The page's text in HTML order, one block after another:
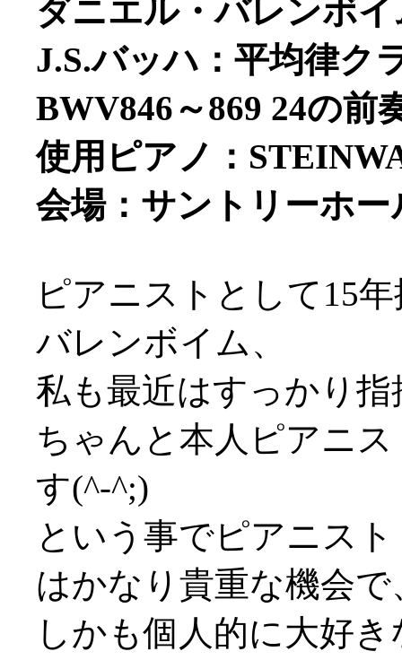
ダニエル・バレンボ
J.S.バッハ：平均律ク
BWV846～869 24の前
使用ピアノ：
会場：サントリーホー
ピアニストとして15
バレンボイム、
私も最近はすっかり
ちゃんと本人ピアニ
す(^-^;)
という事でピアニス
はかなり貴重な機会で
しかも個人的に大好